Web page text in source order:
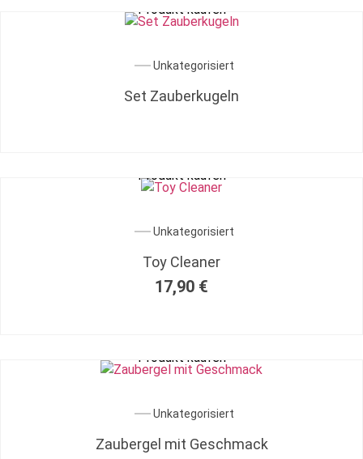
Produkt kaufen
Unkategorisiert
Set Zauberkugeln
Produkt kaufen
Unkategorisiert
Toy Cleaner
17,90 €
Produkt kaufen
Unkategorisiert
Zaubergel mit Geschmack